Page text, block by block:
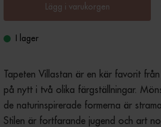
Lägg i varukorgen
I lager
Tapeten Villastan är en kär favorit
på nytt i två olika färgställningar.
de naturinspirerade formerna är
Stilen är fortfarande jugend och art